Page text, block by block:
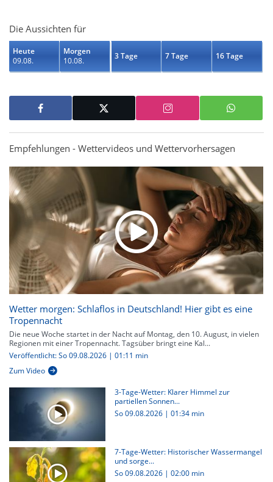
Die Aussichten für
Heute
09.08.
Morgen
10.08.
3 Tage 7 Tage 16 Tage
Empfehlungen - Wettervideos und Wettervorhersagen
Wetter morgen: Schlaflos in Deutschland! Hier gibt es eine
Tropennacht
Die neue Woche startet in der Nacht auf Montag, den 10. August, in vielen
Regionen mit einer Tropennacht. Tagsüber bringt eine Kal...
Veröffentlicht: So 09.08.2026 | 01:11 min
Zum Video
3-Tage-Wetter: Klarer Himmel zur
partiellen Sonnen...
So 09.08.2026 | 01:34 min
7-Tage-Wetter: Historischer Wassermangel
und sorge...
So 09.08.2026 | 02:00 min